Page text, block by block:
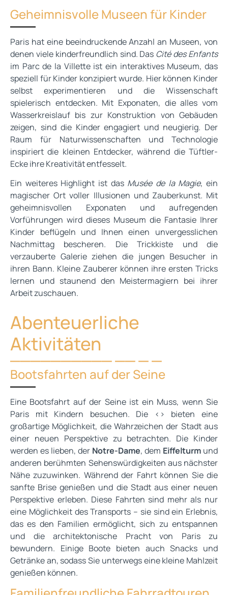
Geheimnisvolle Museen für Kinder
Paris hat eine beeindruckende Anzahl an Museen, von
denen viele kinderfreundlich sind. Das Cité des Enfants
im Parc de la Villette ist ein interaktives Museum, das
speziell für Kinder konzipiert wurde. Hier können Kinder
selbst experimentieren und die Wissenschaft
spielerisch entdecken. Mit Exponaten, die alles vom
Wasserkreislauf bis zur Konstruktion von Gebäuden
zeigen, sind die Kinder engagiert und neugierig. Der
Raum für Naturwissenschaften und Technologie
inspiriert die kleinen Entdecker, während die Tüftler-
Ecke ihre Kreativität entfesselt.
Ein weiteres Highlight ist das Musée de la Magie, ein
magischer Ort voller Illusionen und Zauberkunst. Mit
geheimnisvollen Exponaten und aufregenden
Vorführungen wird dieses Museum die Fantasie Ihrer
Kinder beflügeln und Ihnen einen unvergesslichen
Nachmittag bescheren. Die Trickkiste und die
verzauberte Galerie ziehen die jungen Besucher in
ihren Bann. Kleine Zauberer können ihre ersten Tricks
lernen und staunend den Meistermagiern bei ihrer
Arbeit zuschauen.
Abenteuerliche
Aktivitäten
Bootsfahrten auf der Seine
Eine Bootsfahrt auf der Seine ist ein Muss, wenn Sie
Paris mit Kindern besuchen. Die < > bieten eine
großartige Möglichkeit, die Wahrzeichen der Stadt aus
einer neuen Perspektive zu betrachten. Die Kinder
werden es lieben, der Notre-Dame, dem Eiffelturm und
anderen berühmten Sehenswürdigkeiten aus nächster
Nähe zuzuwinken. Während der Fahrt können Sie die
sanfte Brise genießen und die Stadt aus einer neuen
Perspektive erleben. Diese Fahrten sind mehr als nur
eine Möglichkeit des Transports – sie sind ein Erlebnis,
das es den Familien ermöglicht, sich zu entspannen
und die architektonische Pracht von Paris zu
bewundern. Einige Boote bieten auch Snacks und
Getränke an, sodass Sie unterwegs eine kleine Mahlzeit
genießen können.